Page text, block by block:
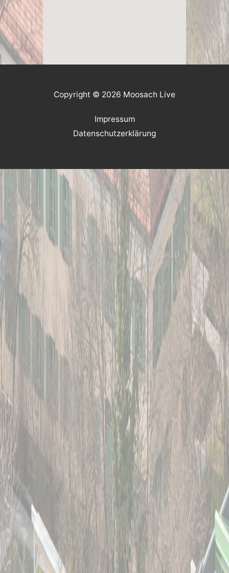
Copyright © 2026 Moosach Live
Impressum
Datenschutzerklärung